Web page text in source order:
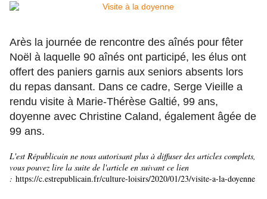
Arès la journée de rencontre des aînés pour fêter
Noël à laquelle 90 aînés ont participé, les élus ont
offert des paniers garnis aux seniors absents lors
du repas dansant. Dans ce cadre, Serge Vieille a
rendu visite à Marie-Thérèse Galtié, 99 ans,
doyenne avec Christine Caland, également âgée de
99 ans.
L'est Républicain ne nous autorisant plus à diffuser des articles complets,
vous pouvez lire la suite de l'article en suivant ce lien
: https://c.estrepublicain.fr/culture-loisirs/2020/01/23/visite-a-la-doyenne